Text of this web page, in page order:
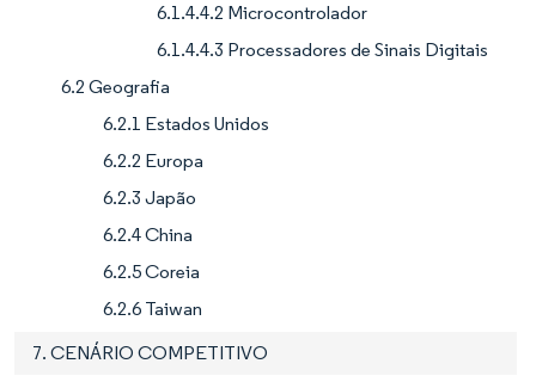
6.1.4.4.2 Microcontrolador
6.1.4.4.3 Processadores de Sinais Digitais
6.2 Geografia
6.2.1 Estados Unidos
6.2.2 Europa
6.2.3 Japão
6.2.4 China
6.2.5 Coreia
6.2.6 Taiwan
7. CENÁRIO COMPETITIVO